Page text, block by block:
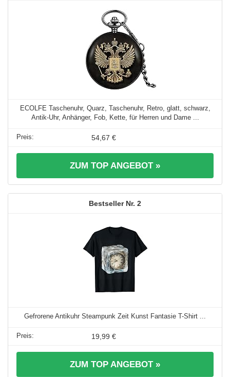
ECOLFE Taschenuhr, Quarz, Taschenuhr, Retro, glatt, schwarz,
Antik-Uhr, Anhänger, Fob, Kette, für Herren und Dame ...
54,67 €
ZUM TOP ANGEBOT »
2
Gefrorene Antikuhr Steampunk Zeit Kunst Fantasie T-Shirt ...
19,99 €
ZUM TOP ANGEBOT »